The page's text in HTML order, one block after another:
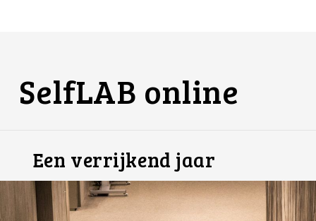
SelfLAB online
Een verrijkend jaar